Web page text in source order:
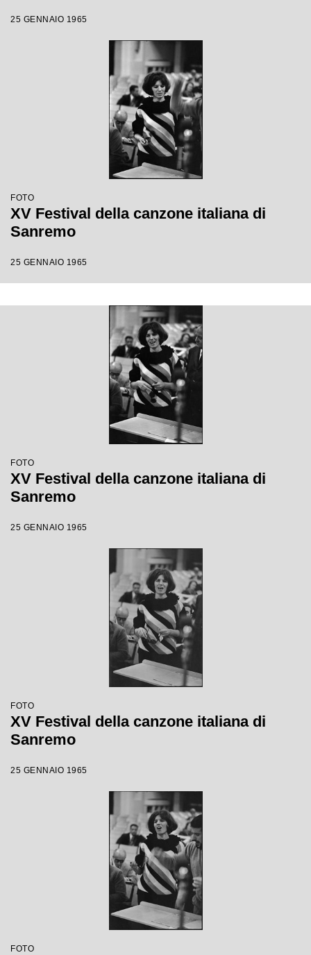
25 GENNAIO 1965
FOTO
XV Festival della canzone italiana di
Sanremo
25 GENNAIO 1965
FOTO
XV Festival della canzone italiana di
Sanremo
25 GENNAIO 1965
FOTO
XV Festival della canzone italiana di
Sanremo
25 GENNAIO 1965
FOTO